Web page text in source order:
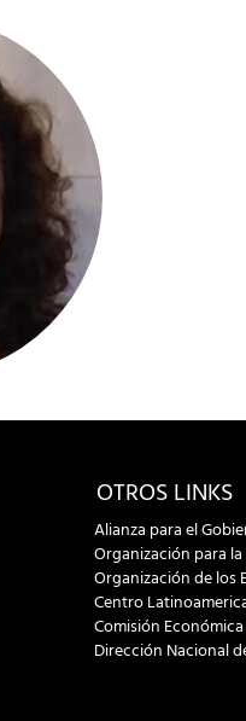
OTROS LINKS
Alianza para el
Organización para
Organización de los
Centro
Comisión
Dirección Nacional